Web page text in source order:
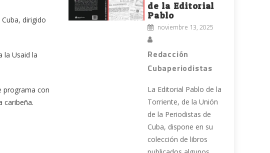
dirigido
la Usaid la
programa con
caribeña.
de la Editorial
Pablo
noviembre 13, 2025
Redacción
Cubaperiodistas
La Editorial Pablo de la
Torriente, de la Unión
de la Periodistas de
Cuba, dispone en su
colección de libros